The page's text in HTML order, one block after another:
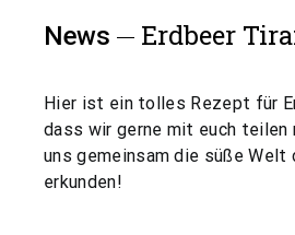
News Erdbeer
Hier ist ein tolles Rezept für
dass wir gerne mit euch teilen
uns gemeinsam die süße Welt
erkunden!